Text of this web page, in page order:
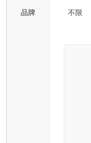
品牌 不限